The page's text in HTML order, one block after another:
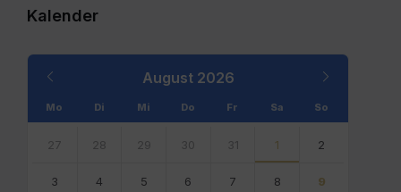
Kalender
August 2026
Month
Mo Di Mi Do Fr Sa So
calendar
27 28 29 30 31 1 2
3 4 5 6 7 8 9